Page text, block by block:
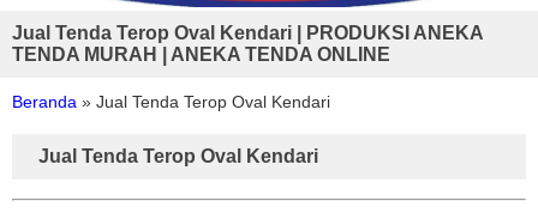
Jual Tenda Terop Oval Kendari | PRODUKSI ANEKA
TENDA MURAH | ANEKA TENDA ONLINE
Beranda » Jual Tenda Terop Oval Kendari
Jual Tenda Terop Oval Kendari